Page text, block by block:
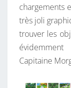
chargements
très joli
trouver les
Capitaine